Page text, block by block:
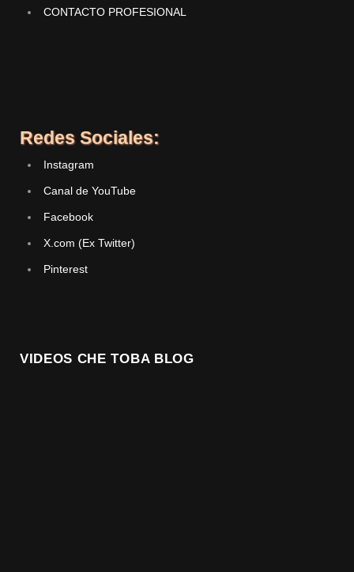
CONTACTO PROFESIONAL
Redes Sociales:
Instagram
Canal de YouTube
Facebook
X.com (Ex Twitter)
Pinterest
VIDEOS CHE TOBA BLOG